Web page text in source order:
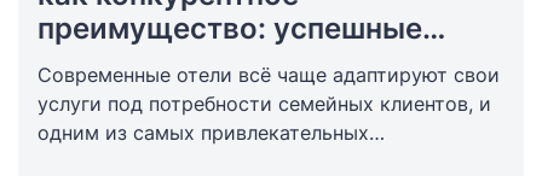
преимущество: успешные
практики ведущих отельеров
Современные отели всё чаще адаптируют свои
услуги под потребности семейных клиентов, и
одним из самых привлекательных